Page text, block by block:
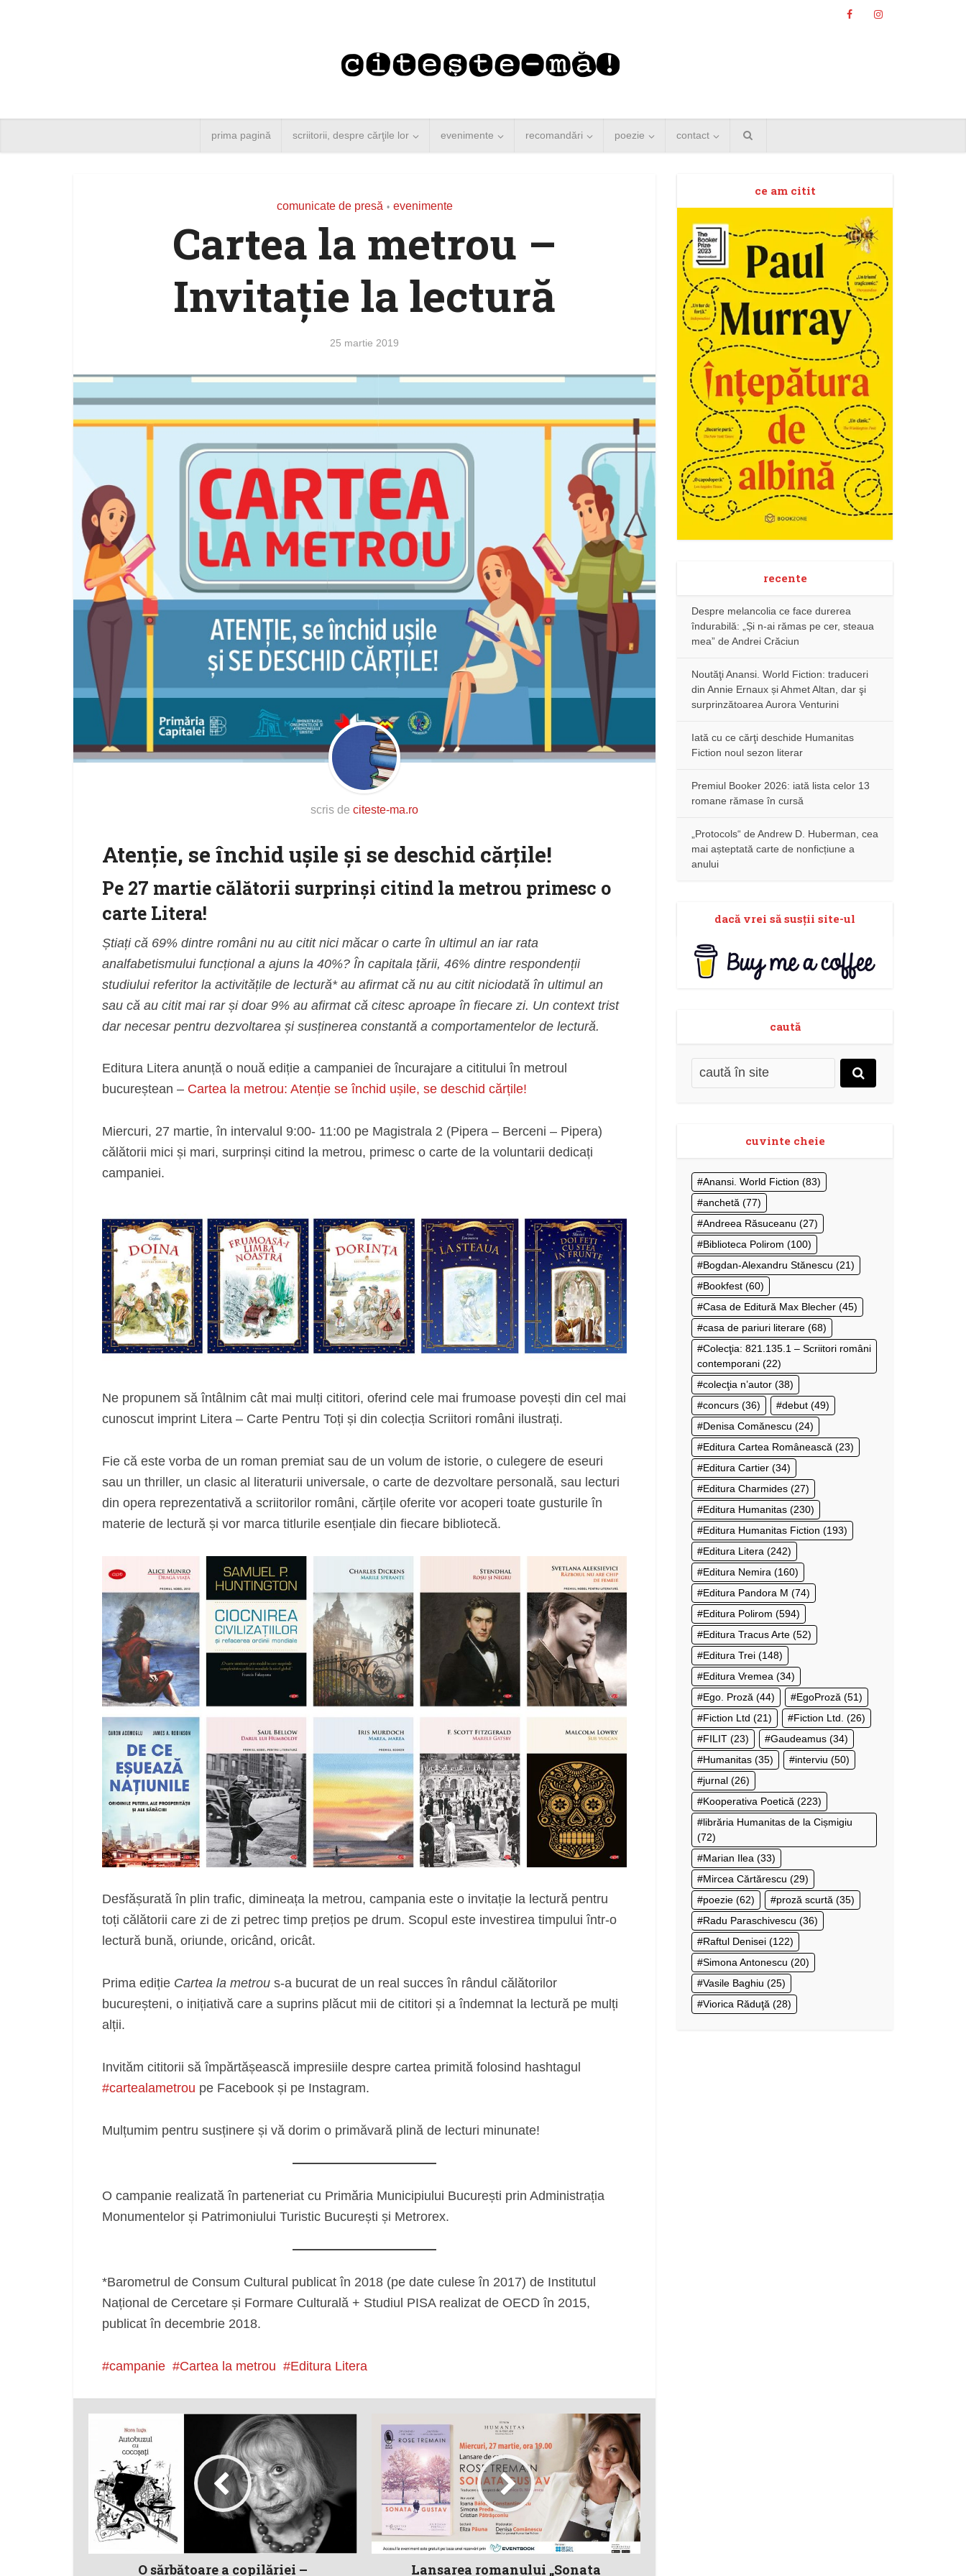
prima pagină scriitorii, despre cărţile lor evenimente recomandări poezie contact
comunicate de presă • evenimente
Cartea la metrou –
Invitaţie la lectură
25 martie 2019
scris de citeste-ma.ro
Atenție, se închid ușile și se deschid cărțile!
Pe 27 martie călătorii surprinși citind la metrou primesc o
carte Litera!
Știați că 69% dintre români nu au citit nici măcar o carte în ultimul an iar rata
analfabetismului funcțional a ajuns la 40%? În capitala țării, 46% dintre respondenții
studiului referitor la activitățile de lectură* au afirmat că nu au citit niciodată în ultimul an
sau că au citit mai rar și doar 9% au afirmat că citesc aproape în fiecare zi. Un context trist
dar necesar pentru dezvoltarea și susținerea constantă a comportamentelor de lectură.
Editura Litera anunță o nouă ediție a campaniei de încurajare a cititului în metroul
bucureștean – Cartea la metrou: Atenție se închid ușile, se deschid cărțile!
Miercuri, 27 martie, în intervalul 9:00- 11:00 pe Magistrala 2 (Pipera – Berceni – Pipera)
călătorii mici și mari, surprinși citind la metrou, primesc o carte de la voluntarii dedicați
campaniei.
Ne propunem să întâlnim cât mai mulți cititori, oferind cele mai frumoase povești din cel mai
cunoscut imprint Litera – Carte Pentru Toți și din colecția Scriitori români ilustrați.
Fie că este vorba de un roman premiat sau de un volum de istorie, o culegere de eseuri
sau un thriller, un clasic al literaturii universale, o carte de dezvoltare personală, sau lecturi
din opera reprezentativă a scriitorilor români, cărțile oferite vor acoperi toate gusturile în
materie de lectură și vor marca titlurile esențiale din fiecare bibliotecă.
Desfășurată în plin trafic, dimineața la metrou, campania este o invitație la lectură pentru
toți călătorii care zi de zi petrec timp prețios pe drum. Scopul este investirea timpului într-o
lectură bună, oriunde, oricând, oricât.
Prima ediție Cartea la metrou s-a bucurat de un real succes în rândul călătorilor
bucureșteni, o inițiativă care a suprins plăcut mii de cititori și a îndemnat la lectură pe mulți
alții.
Invităm cititorii să împărtășească impresiile despre cartea primită folosind hashtagul
#cartealametrou pe Facebook și pe Instagram.
Mulțumim pentru susținere și vă dorim o primăvară plină de lecturi minunate!
O campanie realizată în parteneriat cu Primăria Municipiului București prin Administrația
Monumentelor și Patrimoniului Turistic București și Metrorex.
*Barometrul de Consum Cultural publicat în 2018 (pe date culese în 2017) de Institutul
Național de Cercetare și Formare Culturală + Studiul PISA realizat de OECD în 2015,
publicat în decembrie 2018.
campanie Cartea la metrou Editura Litera
O sărbătoare a copilăriei – Lansarea romanului „Sonata
ce am citit
recente
Despre melancolia ce face durerea
îndurabilă: „Și n-ai rămas pe cer, steaua
mea” de Andrei Crăciun
Noutăţi Anansi. World Fiction: traduceri
din Annie Ernaux și Ahmet Altan, dar şi
surprinzătoarea Aurora Venturini
Iată cu ce cărţi deschide Humanitas
Fiction noul sezon literar
Premiul Booker 2026: iată lista celor 13
romane rămase în cursă
„Protocols“ de Andrew D. Huberman, cea
mai așteptată carte de nonficțiune a
anului
dacă vrei să susţii site-ul
caută
cuvinte cheie
Anansi. World Fiction (83)
anchetă (77)
Andreea Răsuceanu (27)
Biblioteca Polirom (100)
Bogdan-Alexandru Stănescu (21)
Bookfest (60)
Casa de Editură Max Blecher (45)
casa de pariuri literare (68)
Colecţia: 821.135.1 – Scriitori români
contemporani (22)
colecţia n’autor (38)
concurs (36) debut (49)
Denisa Comănescu (24)
Editura Cartea Românească (23)
Editura Cartier (34)
Editura Charmides (27)
Editura Humanitas (230)
Editura Humanitas Fiction (193)
Editura Litera (242)
Editura Nemira (160)
Editura Pandora M (74)
Editura Polirom (594)
Editura Tracus Arte (52)
Editura Trei (148)
Editura Vremea (34)
Ego. Proză (44) EgoProză (51)
Fiction Ltd (21) Fiction Ltd. (26)
FILIT (23) Gaudeamus (34)
Humanitas (35) interviu (50)
jurnal (26)
Kooperativa Poetică (223)
librăria Humanitas de la Cișmigiu
(72)
Marian Ilea (33)
Mircea Cărtărescu (29)
poezie (62) proză scurtă (35)
Radu Paraschivescu (36)
Raftul Denisei (122)
Simona Antonescu (20)
Vasile Baghiu (25)
Viorica Răduţă (28)